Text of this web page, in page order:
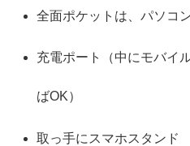
全面ポケットは、パソコ
充電ポート（中にモバイ
ばOK）
取っ手にスマホスタンド